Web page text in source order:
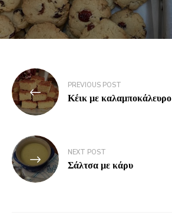
PREVIOUS POST
Κέικ με καλαμποκάλευρο
NEXT POST
Σάλτσα με κάρυ